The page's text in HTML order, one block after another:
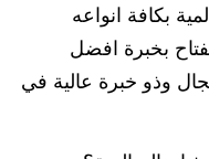
بكافة انواعه
بخبرة افضل
وذو خبرة عالية في